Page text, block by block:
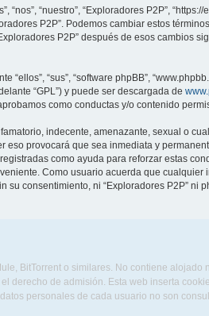
“nos”, “nuestro”, “Exploradores P2P”,
P2P”. Podemos cambiar estos
P2P” después de esos cambios
“sus”, “software phpBB”,
“GPL”) y puede ser descargada de
como conductas y/o contenido
indecente, amenazante, sexual o
eso provocará que sea inmediata y
como ayuda para reforzar estas
Como usuario acuerda que
su consentimiento, ni “Exploradores P2P”
BitTorrent o similares. No contiene
derecho de admisión. Esta web inserta
personales de cada usuario no son